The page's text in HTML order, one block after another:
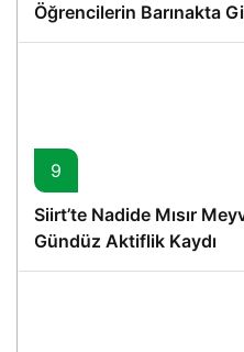
Öğrencilerin Barınakta
Proje
9
Siirt’te Nadide Mısır
Gündüz Aktiflik Kaydı